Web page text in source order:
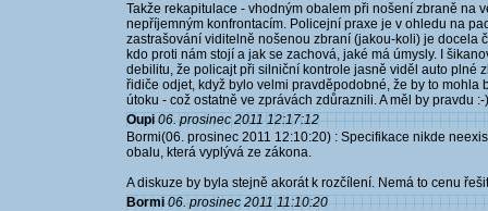
Takže rekapitulace - vhodným obalem při nošení zbraně na
nepříjemným konfrontacím. Policejní praxe je v ohledu na
zastrašování viditelně nošenou zbraní (jakou-koli) je docela
kdo proti nám stojí a jak se zachová, jaké má úmysly. I
debilitu, že policajt při silniční kontrole jasně viděl auto plné
řidiče odjet, když bylo velmi pravděpodobné, že by to mohla
útoku - což ostatně ve zprávách zdůraznili. A měl by pravdu :-
Oupi 06. prosinec 2011 12:17:12
Bormi(06. prosinec 2011 12:10:20) : Specifikace nikde
obalu, která vyplývá ze zákona.
A diskuze by byla stejně akorát k rozčílení. Nemá to cenu
Bormi 06. prosinec 2011 11:10:20